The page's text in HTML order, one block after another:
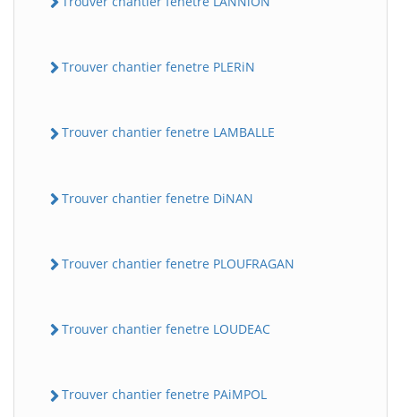
Trouver chantier fenetre PLERiN
Trouver chantier fenetre LAMBALLE
Trouver chantier fenetre DiNAN
Trouver chantier fenetre PLOUFRAGAN
Trouver chantier fenetre LOUDEAC
Trouver chantier fenetre PAiMPOL